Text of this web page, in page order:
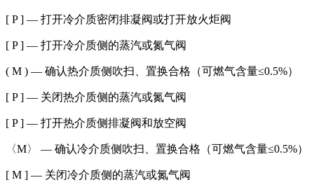
[ P ] — 打开冷介质密闭排凝阀或打开放火炬阀
[ P ] — 打开冷介质侧的蒸汽或氮气阀
( M ) — 确认热介质侧吹扫、置换合格（可燃气含量≤0.5%）
[ P ] — 关闭热介质侧的蒸汽或氮气阀
[ P ] — 打开热介质侧排凝阀和放空阀
〈M〉 — 确认冷介质侧吹扫、置换合格（可燃气含量≤0.5%）
[ M ] — 关闭冷介质侧的蒸汽或氮气阀